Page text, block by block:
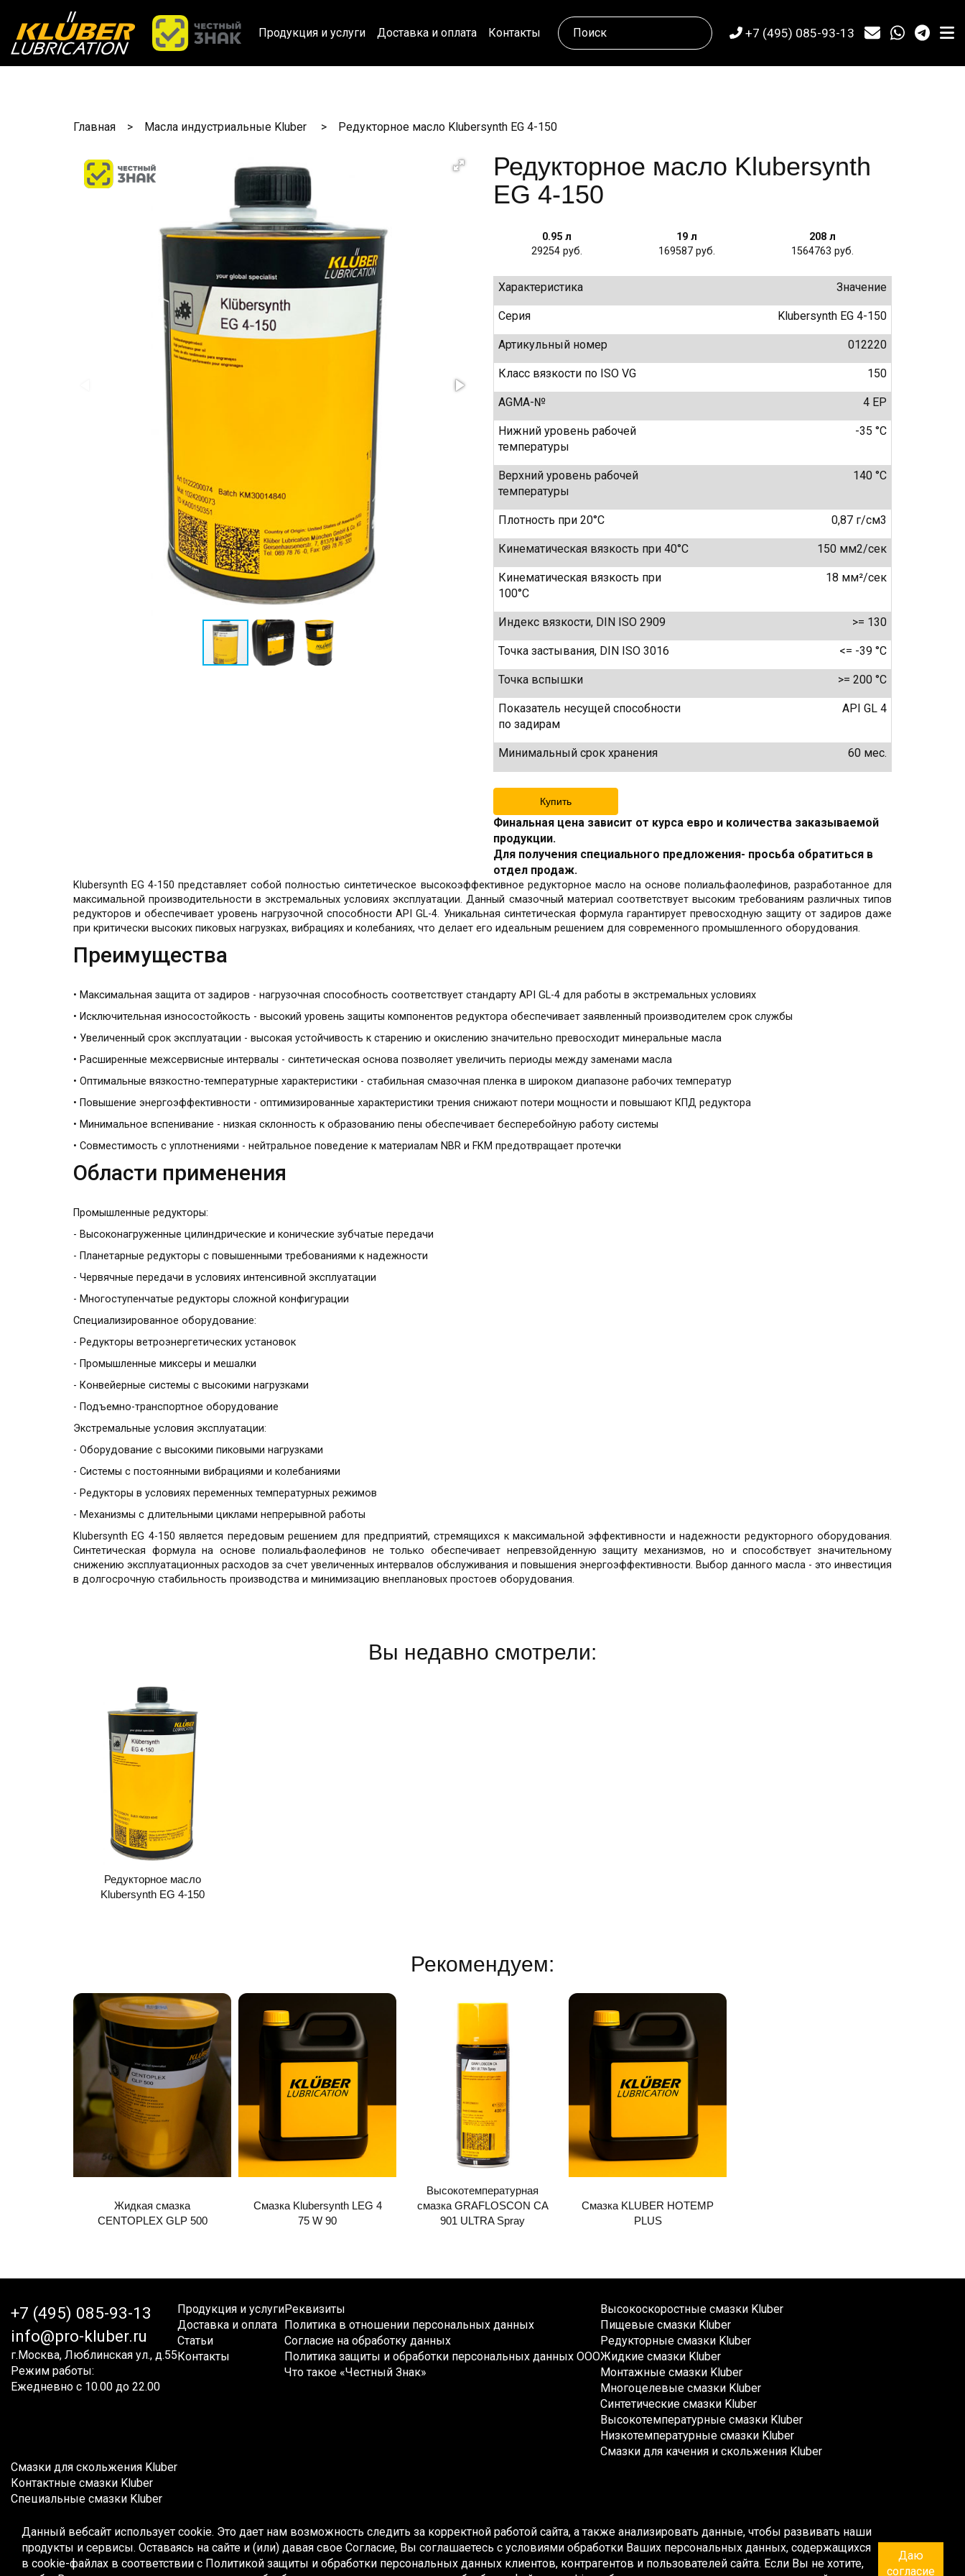
Данный вебсайт использует cookie. Это дает нам возможность следить за корректной работой сайта, а также анализировать данные, чтобы развивать наши
продукты и сервисы. Оставаясь на сайте и (или) давая свое Согласие, Вы соглашаетесь с условиями обработки Ваших персональных данных, содержащихся
в cookie-файлах в соответствии с Политикой защиты и обработки персональных данных клиентов, контрагентов и пользователей сайта. Если Вы не хотите,
Даю
согласие
Продукция и услуги Доставка и оплата Контакты +7 (495) 085-93-13
Главная Масла индустриальные Kluber Редукторное масло Klubersynth EG 4-150
Редукторное масло Klubersynth
EG 4-150
0.95 л
29254
19 л
169587
208 л
1564763
Характеристика Значение
Серия Klubersynth EG 4-150
Артикульный номер 012220
Класс вязкости по ISO VG 150
AGMA-№ 4 EP
Нижний уровень рабочей
температуры
-35 °C
Верхний уровень рабочей
температуры
140 °C
Плотность при 20°C 0,87 г/см3
Кинематическая вязкость при 40°C 150 мм2/сек
Кинематическая вязкость при
100°C
18 мм²/сек
Индекс вязкости, DIN ISO 2909 >= 130
Точка застывания, DIN ISO 3016 <= -39 °C
Точка вспышки >= 200 °С
Показатель несущей способности
по задирам
API GL 4
Минимальный срок хранения 60 мес.
Купить
Финальная цена зависит от курса евро и количества заказываемой
продукции.
Для получения специального предложения- просьба обратиться в
отдел продаж.
Klubersynth EG 4-150 представляет собой полностью синтетическое высокоэффективное редукторное масло на основе полиальфаолефинов, разработанное для
максимальной производительности в экстремальных условиях эксплуатации. Данный смазочный материал соответствует высоким требованиям различных типов
редукторов и обеспечивает уровень нагрузочной способности API GL-4. Уникальная синтетическая формула гарантирует превосходную защиту от задиров даже
при критически высоких пиковых нагрузках, вибрациях и колебаниях, что делает его идеальным решением для современного промышленного оборудования.
Преимущества
• Максимальная защита от задиров - нагрузочная способность соответствует стандарту API GL-4 для работы в экстремальных условиях
• Исключительная износостойкость - высокий уровень защиты компонентов редуктора обеспечивает заявленный производителем срок службы
• Увеличенный срок эксплуатации - высокая устойчивость к старению и окислению значительно превосходит минеральные масла
• Расширенные межсервисные интервалы - синтетическая основа позволяет увеличить периоды между заменами масла
• Оптимальные вязкостно-температурные характеристики - стабильная смазочная пленка в широком диапазоне рабочих температур
• Повышение энергоэффективности - оптимизированные характеристики трения снижают потери мощности и повышают КПД редуктора
• Минимальное вспенивание - низкая склонность к образованию пены обеспечивает бесперебойную работу системы
• Совместимость с уплотнениями - нейтральное поведение к материалам NBR и FKM предотвращает протечки
Области применения
Промышленные редукторы:
- Высоконагруженные цилиндрические и конические зубчатые передачи
- Планетарные редукторы с повышенными требованиями к надежности
- Червячные передачи в условиях интенсивной эксплуатации
- Многоступенчатые редукторы сложной конфигурации
Специализированное оборудование:
- Редукторы ветроэнергетических установок
- Промышленные миксеры и мешалки
- Конвейерные системы с высокими нагрузками
- Подъемно-транспортное оборудование
Экстремальные условия эксплуатации:
- Оборудование с высокими пиковыми нагрузками
- Системы с постоянными вибрациями и колебаниями
- Редукторы в условиях переменных температурных режимов
- Механизмы с длительными циклами непрерывной работы
Klubersynth EG 4-150 является передовым решением для предприятий, стремящихся к максимальной эффективности и надежности редукторного оборудования.
Синтетическая формула на основе полиальфаолефинов не только обеспечивает непревзойденную защиту механизмов, но и способствует значительному
снижению эксплуатационных расходов за счет увеличенных интервалов обслуживания и повышения энергоэффективности. Выбор данного масла - это инвестиция
в долгосрочную стабильность производства и минимизацию внеплановых простоев оборудования.
Вы недавно смотрели:
Редукторное масло
Klubersynth EG 4-150
Рекомендуем:
Жидкая смазка
CENTOPLEX GLP 500
Смазка Klubersynth LEG 4
75 W 90
Высокотемпературная
смазка GRAFLOSCON CA
901 ULTRA Spray
Смазка KLUBER HOTEMP
PLUS
+7 (495) 085-93-13
info@pro-kluber.ru
г.Москва, Люблинская ул., д.55
Режим работы:
Ежедневно с 10.00 до 22.00
Продукция и услуги
Доставка и оплата
Статьи
Контакты
Реквизиты
Политика в отношении персональных данных
Согласие на обработку данных
Политика защиты и обработки персональных данных ООО
Что такое «Честный Знак»
Высокоскоростные смазки Kluber
Пищевые смазки Kluber
Редукторные смазки Kluber
Жидкие смазки Kluber
Монтажные смазки Kluber
Многоцелевые смазки Kluber
Синтетические смазки Kluber
Высокотемпературные смазки Kluber
Низкотемпературные смазки Kluber
Смазки для качения и скольжения Kluber
Смазки для скольжения Kluber
Контактные смазки Kluber
Специальные смазки Kluber
Жидкие смазки Kluber
Редукторные масла Kluber
Компрессорные масла Kluber